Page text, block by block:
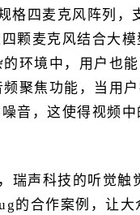
格四麦克风阵列，
颗麦克风结合大
环境中，用户也
聚焦功能，当用
音，这使得视频
瑞声科技的听觉触
的合作案例，让